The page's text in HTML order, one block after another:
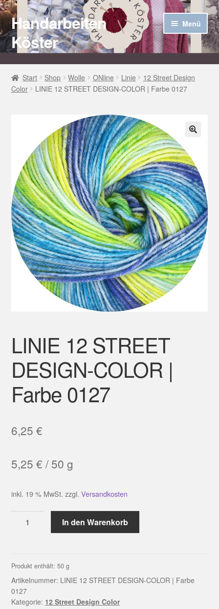
Zur
Navigation
springen
Zum
Inhalt
springen
Handarbeiten
Köster
Menü
Startseite
Über uns
Häkel Techniken
Shop
Kasse
Mein Konto
Start Shop Wolle ONline Linie
12 Street Design
Color
LINIE 12 STREET DESIGN-COLOR | Farbe 0127
LINIE 12 STREET
DESIGN-COLOR |
Farbe 0127
6,25 €
5,25 € /50 g
inkl. 19 % MwSt. zzgl. Versandkosten
COLOR
|
Farbe
0127
In den Warenkorb
Produkt enthält: 50 g
Artikelnummer: LINIE 12 STREET DESIGN-COLOR | Farbe
0127
Kategorie: 12 Street Design Color